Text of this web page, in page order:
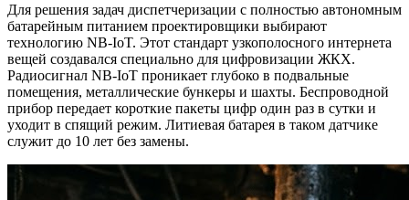
Для решения задач диспетчеризации с полностью автономным
батарейным питанием проектировщики выбирают
технологию NB-IoT. Этот стандарт узкополосного интернета
вещей создавался специально для цифровизации ЖКХ.
Радиосигнал NB-IoT проникает глубоко в подвальные
помещения, металлические бункеры и шахты. Беспроводной
прибор передает короткие пакеты цифр один раз в сутки и
уходит в спящий режим. Литиевая батарея в таком датчике
служит до 10 лет без замены.